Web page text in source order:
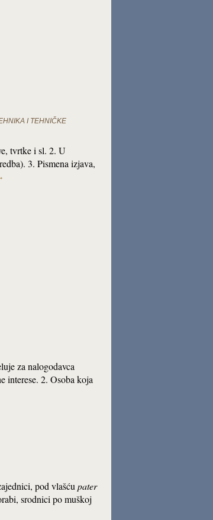
I TEHNIČKE
tvrtke i sl. 2. U
3. Pismena izjava,
za nalogodavca
interese. 2. Osoba koja
pod vlašću pater
srodnici po muškoj